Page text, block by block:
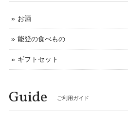
お酒
能登の食べもの
ギフトセット
Guide ご利用ガイド